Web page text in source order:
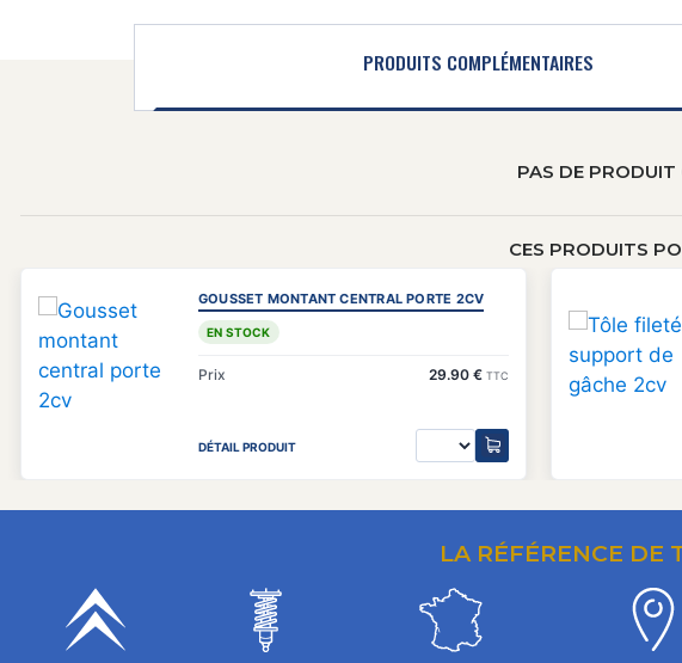
PRODUITS COMPLÉMENTAIRES
PAS DE PRODUIT
CES PRODUITS
GOUSSET MONTANT CENTRAL PORTE 2CV
EN STOCK
Prix 29.90 € TTC
DÉTAIL PRODUIT
LA RÉFÉRENCE DE